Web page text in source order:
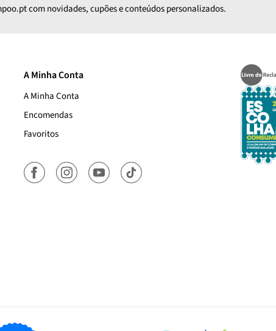
com novidades, cupões e conteúdos personalizados.
A Minha Conta
A Minha Conta
Encomendas
Favoritos